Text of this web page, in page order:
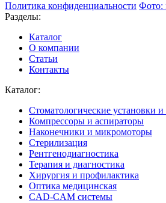
Политика конфиденциальности Фото:
Разделы:
Каталог
О компании
Статьи
Контакты
Каталог:
Стоматологические установки и
Компрессоры и аспираторы
Наконечники и микромоторы
Стерилизация
Рентгенодиагностика
Терапия и диагностика
Хирургия и профилактика
Оптика медицинская
CAD-CAM системы